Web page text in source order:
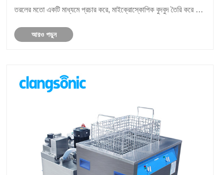
তরলের মতো একটি মাধ্যমে প্রচার করে, মাইক্রোস্কোপিক বুদবুদ তৈরি করে যা
আরও পড়ুন